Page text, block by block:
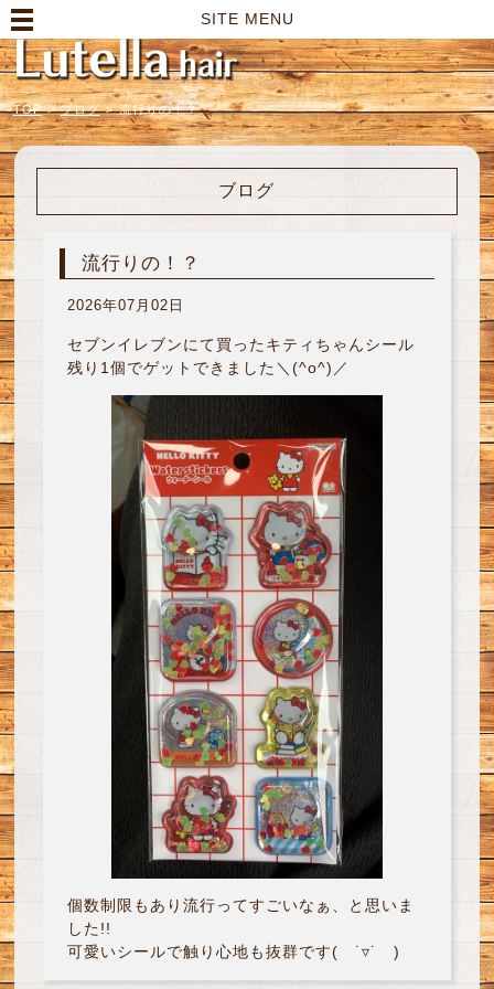
SITE MENU
TOP > ブログ > 流行りの！？
ブログ
流行りの！？
2026年07月02日
セブンイレブンにて買ったキティちゃんシール
残り1個でゲットできました＼(^o^)／
個数制限もあり流行ってすごいなぁ、と思いま
した!!
可愛いシールで触り心地も抜群です( ˙▿˙ )